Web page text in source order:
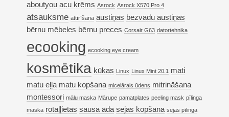
aboutyou acu krēms Asrock Asrock X570 Pro 4
atsauksme attīrīšana austiņas bezvadu austiņas
bērnu mēbeles bērnu preces Corsair G63 datortehnika
ecooking ecooking eye cream
kosmētika kūkas Linux Linux Mint 20.1
mati
matu eļļa matu kopšana micelārais ūdens mitrināšana
montessori mālu maska Mārupe pamatplates peeling mask pīlinga
maska rotaļļietas sausa āda sejas kopšana sejas pīlinga